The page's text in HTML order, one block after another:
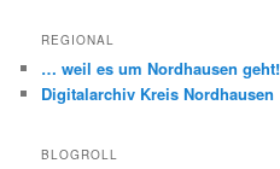
REGIONAL
… weil es um Nordhausen geht!
Digitalarchiv Kreis Nordhausen
BLOGROLL